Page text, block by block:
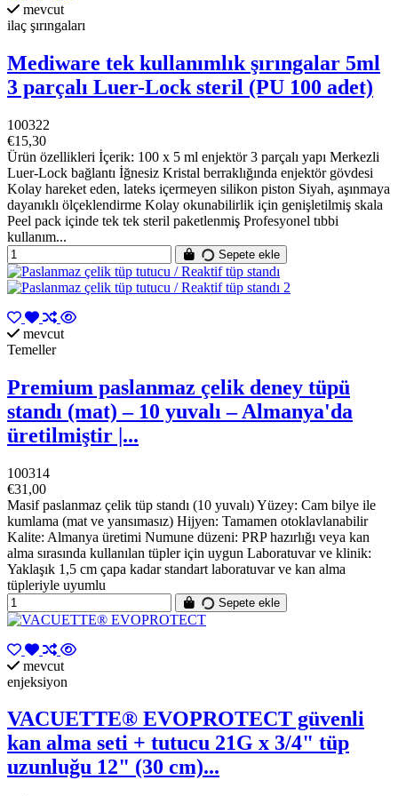
mevcut
ilaç şırıngaları
Mediware tek kullanımlık şırıngalar 5ml
3 parçalı Luer-Lock steril (PU 100 adet)
100322
€15,30
Ürün özellikleri İçerik: 100 x 5 ml enjektör 3 parçalı yapı Merkezli
Luer-Lock bağlantı İğnesiz Kristal berraklığında enjektör gövdesi
Kolay hareket eden, lateks içermeyen silikon piston Siyah, aşınmaya
dayanıklı ölçeklendirme Kolay okunabilirlik için genişletilmiş skala
Peel pack içinde tek tek steril paketlenmiş Profesyonel tıbbi
kullanım...
Sepete ekle
mevcut
Temeller
Premium paslanmaz çelik deney tüpü
standı (mat) – 10 yuvalı – Almanya'da
üretilmiştir |...
100314
€31,00
Masif paslanmaz çelik tüp standı (10 yuvalı) Yüzey: Cam bilye ile
kumlama (mat ve yansımasız) Hijyen: Tamamen otoklavlanabilir
Kalite: Almanya üretimi Numune düzeni: PRP hazırlığı veya kan
alma sırasında kullanılan tüpler için uygun Laboratuvar ve klinik:
Yaklaşık 1,5 cm çapa kadar standart laboratuvar ve kan alma
tüpleriyle uyumlu
Sepete ekle
mevcut
enjeksiyon
VACUETTE® EVOPROTECT güvenli
kan alma seti + tutucu 21G x 3/4" tüp
uzunluğu 12" (30 cm)...